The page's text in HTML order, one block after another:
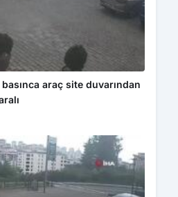
araç site duvarından